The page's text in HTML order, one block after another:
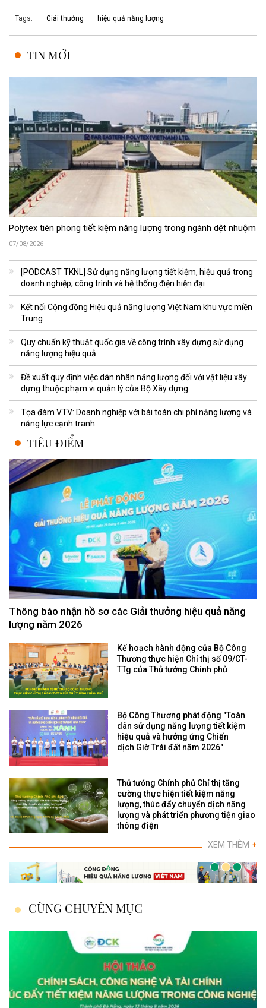
Tags: Giải thưởng hiệu quả năng lượng
TIN MỚI
Polytex tiên phong tiết kiệm năng lượng trong ngành dệt nhuộm
07/08/2026
[PODCAST TKNL] Sử dụng năng lượng tiết kiệm, hiệu quả trong
doanh nghiệp, công trình và hệ thống điện hiện đại
Kết nối Cộng đồng Hiệu quả năng lượng Việt Nam khu vực miền
Trung
Quy chuẩn kỹ thuật quốc gia về công trình xây dựng sử dụng
năng lượng hiệu quả
Đề xuất quy định việc dán nhãn năng lượng đối với vật liệu xây
dựng thuộc phạm vi quản lý của Bộ Xây dựng
Tọa đàm VTV: Doanh nghiệp với bài toán chi phí năng lượng và
năng lực cạnh tranh
TIÊU ĐIỂM
Thông báo nhận hồ sơ các Giải thưởng hiệu quả năng
lượng năm 2026
Kế hoạch hành động của Bộ Công
Thương thực hiện Chỉ thị số 09/CT-
TTg của Thủ tướng Chính phủ
Bộ Công Thương phát động "Toàn
dân sử dụng năng lượng tiết kiệm
hiệu quả và hưởng ứng Chiến
dịch Giờ Trái đất năm 2026"
Thủ tướng Chính phủ Chỉ thị tăng
cường thực hiện tiết kiệm năng
lượng, thúc đẩy chuyển dịch năng
lượng và phát triển phương tiện giao
thông điện
XEM THÊM +
CÙNG CHUYÊN MỤC